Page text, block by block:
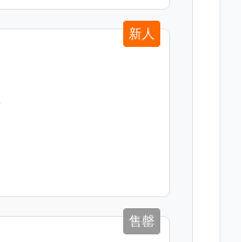
新人
售罄